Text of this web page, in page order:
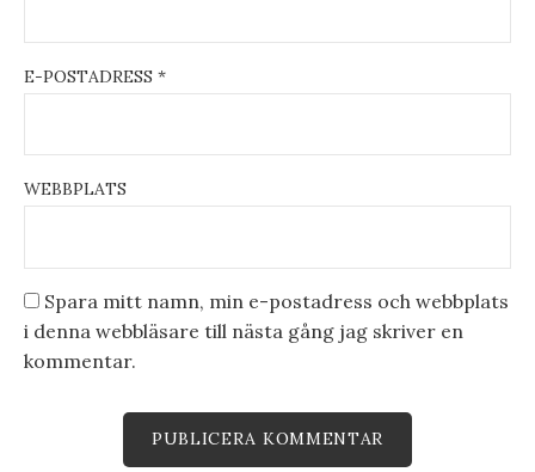
E-POSTADRESS *
WEBBPLATS
Spara mitt namn, min e-postadress och webbplats
i denna webbläsare till nästa gång jag skriver en
kommentar.